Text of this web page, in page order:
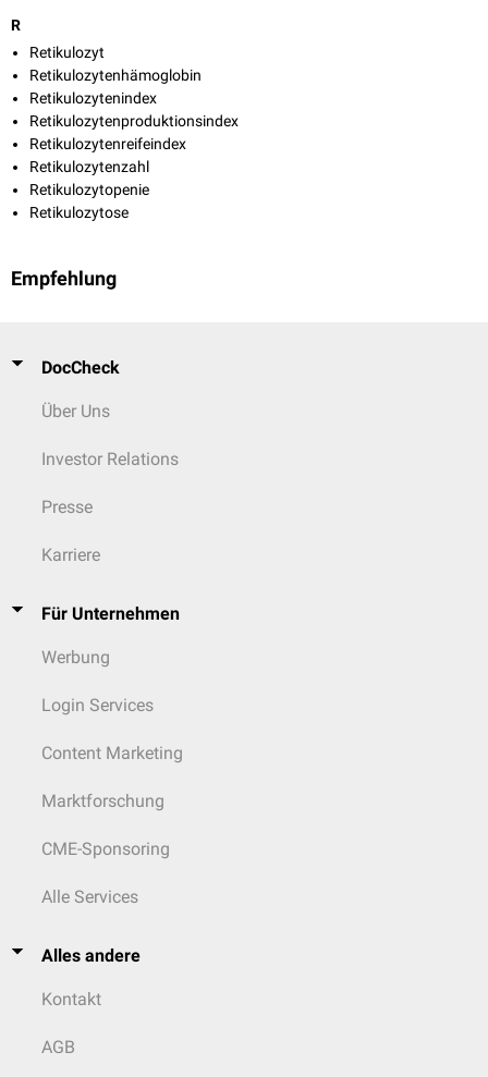
R
Retikulozyt
Retikulozytenhämoglobin
Retikulozytenindex
Retikulozytenproduktionsindex
Retikulozytenreifeindex
Retikulozytenzahl
Retikulozytopenie
Retikulozytose
Empfehlung
DocCheck
Über Uns
Investor Relations
Presse
Karriere
Für Unternehmen
Werbung
Login Services
Content Marketing
Marktforschung
CME-Sponsoring
Alle Services
Alles andere
Kontakt
AGB